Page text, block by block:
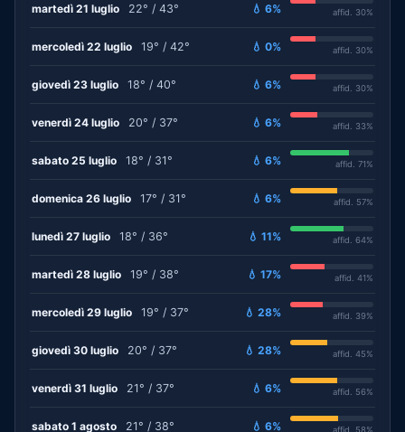
martedì 21 luglio 22° / 43° 💧 6% affid. 30%
mercoledì 22 luglio 19° / 42° 💧 0% affid. 30%
giovedì 23 luglio 18° / 40° 💧 6% affid. 30%
venerdì 24 luglio 20° / 37° 💧 6% affid. 33%
sabato 25 luglio 18° / 31° 💧 6% affid. 71%
domenica 26 luglio 17° / 31° 💧 6% affid. 57%
lunedì 27 luglio 18° / 36° 💧 11% affid. 64%
martedì 28 luglio 19° / 38° 💧 17% affid. 41%
mercoledì 29 luglio 19° / 37° 💧 28% affid. 39%
giovedì 30 luglio 20° / 37° 💧 28% affid. 45%
venerdì 31 luglio 21° / 37° 💧 6% affid. 56%
sabato 1 agosto 21° / 38° 💧 6% affid. 58%